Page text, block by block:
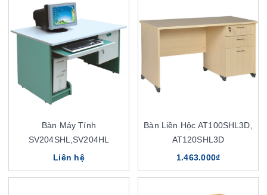
Bàn Máy Tính
SV204SHL,SV204HL
Liên hệ
Bàn Liền Hộc AT100SHL3D,
AT120SHL3D
1.463.000₫